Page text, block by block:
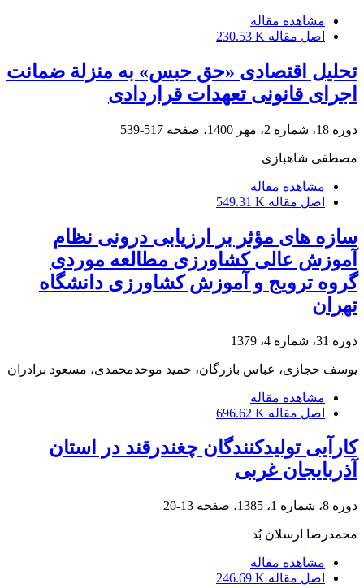
مشاهده مقاله
اصل مقاله 230.53 K
تحلیل اقتصادی «حق حبس» به منزلة ضمانت
اجرای قانونی تعهدات قراردادی
دوره 18، شماره 2، مهر 1400، صفحه 517-539
مصطفی شاهبازی
مشاهده مقاله
اصل مقاله 549.31 K
سازه های مؤثر بر ارزیابی درونی نظام
آموزش عالی کشاورزی مطالعه موردی
گروه ترویج و آموزش کشاورزی دانشگاه
تهران
دوره 31، شماره 4، 1379
یوسف حجازی، عباس بازرگان، حمید موحدمحمدی، مسعود برادران
مشاهده مقاله
اصل مقاله 696.62 K
کارآیی تولیدکنندگان چغندرقند در استان
آذربایجان غربی
دوره 8، شماره 1، 1385، صفحه 13-20
محمدرضا ‏ارسلان بُد
مشاهده مقاله
اصل مقاله 246.69 K